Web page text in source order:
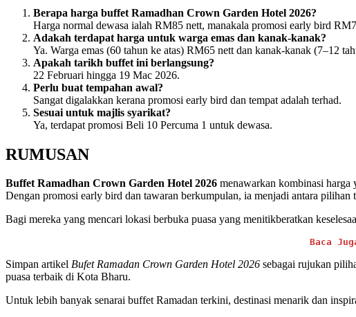
Berapa harga buffet Ramadhan Crown Garden Hotel 2026?
Harga normal dewasa ialah RM85 nett, manakala promosi early bird
Adakah terdapat harga untuk warga emas dan kanak-kanak?
Ya. Warga emas (60 tahun ke atas) RM65 nett dan kanak-kanak (7–12
Apakah tarikh buffet ini berlangsung?
22 Februari hingga 19 Mac 2026.
Perlu buat tempahan awal?
Sangat digalakkan kerana promosi early bird dan tempat adalah terhad.
Sesuai untuk majlis syarikat?
Ya, terdapat promosi Beli 10 Percuma 1 untuk dewasa.
RUMUSAN
Buffet Ramadhan Crown Garden Hotel 2026 menawarkan kombinasi harga
Dengan promosi early bird dan tawaran berkumpulan, ia menjadi antara
Bagi mereka yang mencari lokasi berbuka puasa yang menitikberatkan
Baca
Simpan artikel Bufet Ramadan Crown Garden Hotel 2026 sebagai rujukan
puasa terbaik di Kota Bharu.
Untuk lebih banyak senarai buffet Ramadan terkini, destinasi menarik dan